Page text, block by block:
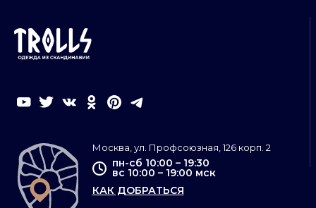
Москва, ул. Профсоюзная, 126 корп. 2
пн-сб 10:00 – 19:30
вс 10:00 – 19:00 мск
КАК ДОБРАТЬСЯ